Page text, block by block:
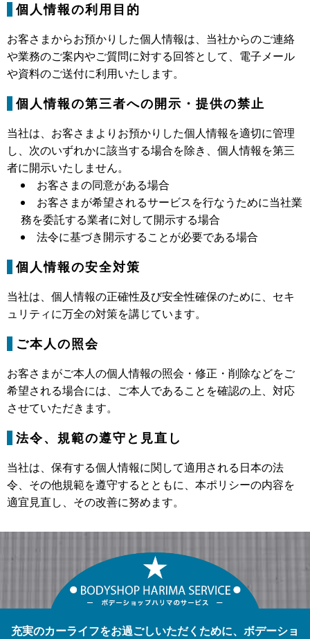
個人情報の利用目的
お客さまからお預かりした個人情報は、当社からのご連絡
や業務のご案内やご質問に対する回答として、電子メール
や資料のご送付に利用いたします。
個人情報の第三者への開示・提供の禁止
当社は、お客さまよりお預かりした個人情報を適切に管理
し、次のいずれかに該当する場合を除き、個人情報を第三
者に開示いたしません。
お客さまの同意がある場合
お客さまが希望されるサービスを行なうために当社業
務を委託する業者に対して開示する場合
法令に基づき開示することが必要である場合
個人情報の安全対策
当社は、個人情報の正確性及び安全性確保のために、セキ
ュリティに万全の対策を講じています。
ご本人の照会
お客さまがご本人の個人情報の照会・修正・削除などをご
希望される場合には、ご本人であることを確認の上、対応
させていただきます。
法令、規範の遵守と見直し
当社は、保有する個人情報に関して適用される日本の法
令、その他規範を遵守するとともに、本ポリシーの内容を
適宜見直し、その改善に努めます。
充実のカーライフをお過ごしいただくために、ボデーショ